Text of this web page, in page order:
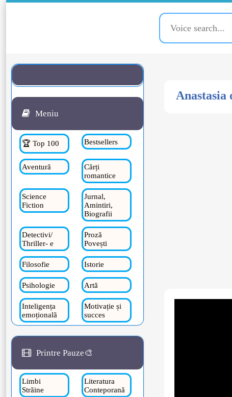
Anastasia
Meniu
🏆 Top 100 Bestsellers
Aventură
Cărți
romantice
Science
Fiction
Jurnal,
Amintiri,
Biografii
Detectivi/
Thriller- e
Proză
Povești
Filosofie Istorie
Psihologie Artă
Inteligența
emoțională
Motivație și
succes
Printre Pauze🎨
Limbi
Străine
Literatura
Conteporană